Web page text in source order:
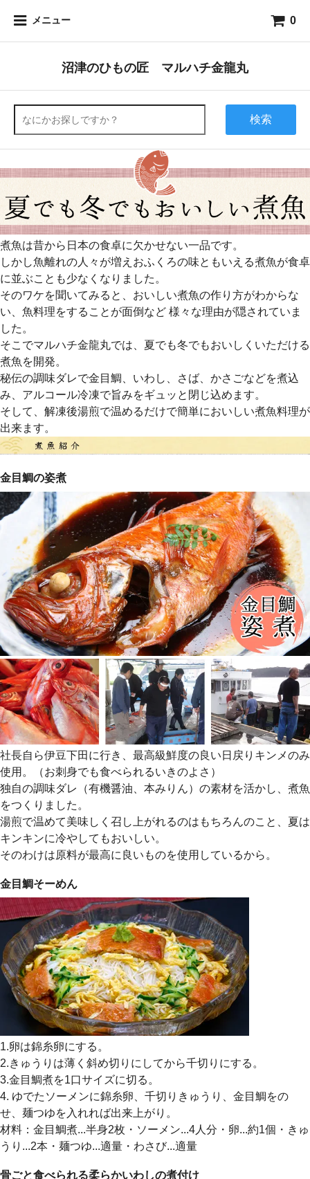
メニュー 0
沼津のひもの匠 マルハチ金龍丸
検索
煮魚は昔から日本の食卓に欠かせない一品です。
しかし魚離れの人々が増えおふくろの味ともいえる煮魚が食卓
に並ぶことも少なくなりました。
そのワケを聞いてみると、おいしい煮魚の作り方がわからな
い、魚料理をすることが面倒など 様々な理由が隠されていま
した。
そこでマルハチ金龍丸では、夏でも冬でもおいしくいただける
煮魚を開発。
秘伝の調味ダレで金目鯛、いわし、さば、かさごなどを煮込
み、アルコール冷凍で旨みをギュッと閉じ込めます。
そして、解凍後湯煎で温めるだけで簡単においしい煮魚料理が
出来ます。
金目鯛の姿煮
社長自ら伊豆下田に行き、最高級鮮度の良い日戻りキンメのみ
使用。（お刺身でも食べられるいきのよさ）
独自の調味ダレ（有機醤油、本みりん）の素材を活かし、煮魚
をつくりました。
湯煎で温めて美味しく召し上がれるのはもちろんのこと、夏は
キンキンに冷やしてもおいしい。
そのわけは原料が最高に良いものを使用しているから。
金目鯛そーめん
1.卵は錦糸卵にする。
2.きゅうりは薄く斜め切りにしてから千切りにする。
3.金目鯛煮を1口サイズに切る。
4. ゆでたソーメンに錦糸卵、千切りきゅうり、金目鯛をの
せ、麺つゆを入れれば出来上がり。
材料：金目鯛煮...半身2枚・ソーメン...4人分・卵...約1個・きゅ
うり...2本・麺つゆ...適量・わさび...適量
骨ごと食べられる柔らかいわしの煮付け